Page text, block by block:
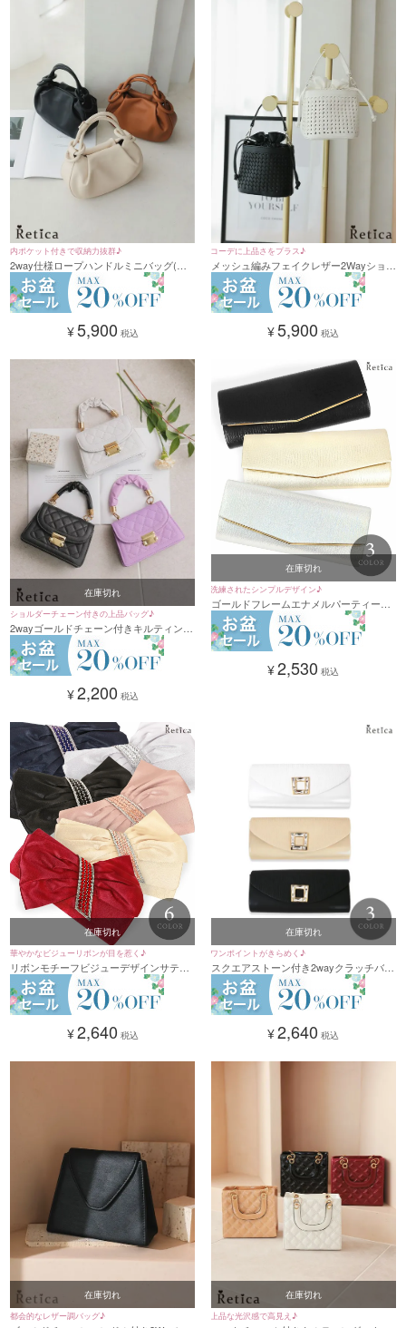
内ポケット付きで収納力抜群♪
2way仕様ロープハンドルミニバッグ(ベ
ージュ/ブラック/ブラウン)
¥5,900 税込
コーデに上品さをプラス♪
メッシュ編みフェイクレザー2Wayショル
ダーバッグ(ブラック/オフホワイト)
¥5,900 税込
在庫切れ
ショルダーチェーン付きの上品バッグ♪
2wayゴールドチェーン付きキルティング
ハンドバッグ(ブラック/パープル/ホワイ
ト)
¥2,200 税込
在庫切れ
洗練されたシンプルデザイン♪
ゴールドフレームエナメルパーティーバ
ッグ(シルバー/ゴールド/ブラック)
¥2,530 税込
在庫切れ
華やかなビジューリボンが目を惹く♪
リボンモチーフビジューデザインサテン
パーティーバッグ(グレー/ベージュ/ピン
ク/ワインレッド/ネイビー/ブラック)
¥2,640 税込
在庫切れ
ワンポイントがきらめく♪
スクエアストーン付き2wayクラッチバッ
グ(ブラック/ホワイト/ゴールド)
¥2,640 税込
在庫切れ
都会的なレザー調バッグ♪
在庫切れ
上品な光沢感で高見え♪